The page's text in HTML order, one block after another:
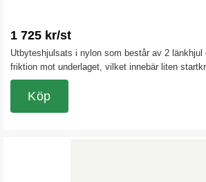
1 725 kr/st
Utbyteshjulsats i nylon som består av 2 länkhjul
friktion mot underlaget, vilket innebär liten
rulla igång vagnen.
Köp